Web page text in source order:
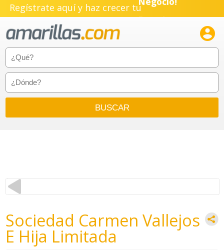
Regístrate aquí y haz crecer tuNegocio!
Emprendimiento!

Sociedad Carmen Vallejos
E Hija Limitada